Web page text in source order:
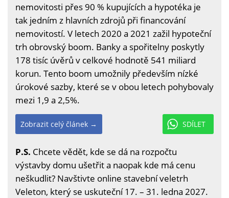
nemovitosti přes 90 % kupujících a hypotéka je
tak jedním z hlavních zdrojů při financování
nemovitostí. V letech 2020 a 2021 zažil hypoteční
trh obrovský boom. Banky a spořitelny poskytly
178 tisíc úvěrů v celkové hodnotě 541 miliard
korun. Tento boom umožnily především nízké
úrokové sazby, které se v obou letech pohybovaly
mezi 1,9 a 2,5%.
SDÍLET
Zobrazit celý článek →
P.S. Chcete vědět, kde se dá na rozpočtu
výstavby domu ušetřit a naopak kde má cenu
neškudlit? Navštivte online stavební veletrh
Veleton, který se uskuteční 17. – 31. ledna 2027.